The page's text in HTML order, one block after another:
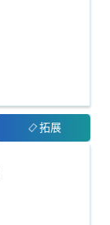
拓展